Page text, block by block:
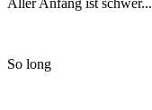
So long